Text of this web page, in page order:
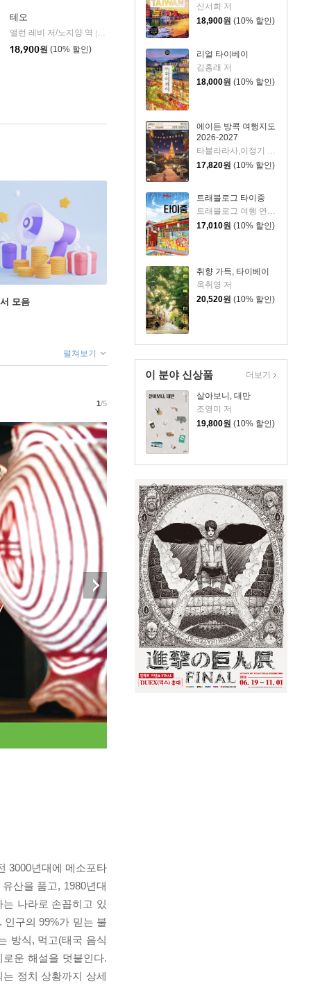
신서희 저
18,900원 (10% 할인)
리얼 타이베이
김홍래 저
18,000원 (10% 할인)
에이든 방콕 여행지도
2026-2027
타블라라사,이정기 공저
17,820원 (10% 할인)
트래블로그 타이중
트래블로그 여행 연구소 저
17,010원 (10% 할인)
취향 가득, 타이베이
옥취영 저
20,520원 (10% 할인)
이 분야 신상품
살아보니, 대만
조영미 저
19,800원 (10% 할인)
더보기
테오
앨런 레비 저/노지양 역
오팬하우스
18,900원 (10% 할인)
모음
펼쳐보기
1/5
3000년대에 메소포타
산을 품고, 1980년대
나라로 손꼽히고 있
구의 99%가 믿는 불
방식, 먹고(태국 음식
운 해설을 덧붙인다.
정치 상황까지 상세